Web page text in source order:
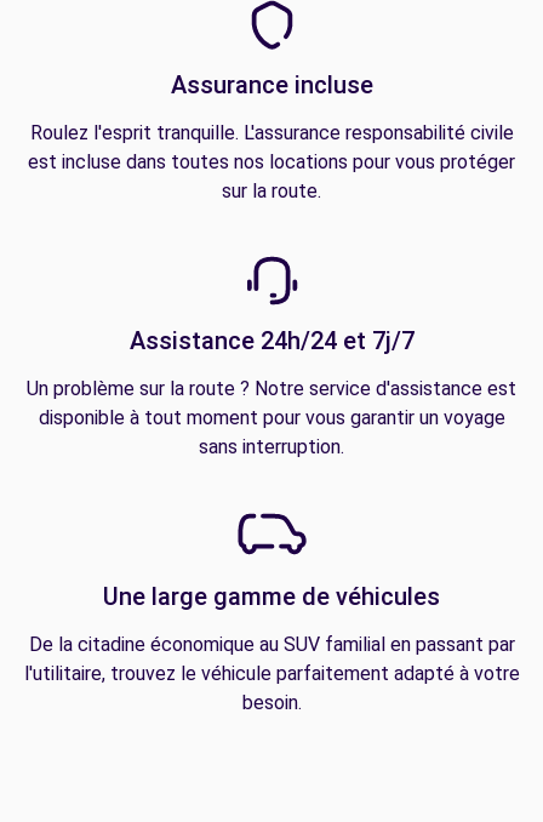
Assurance incluse
Roulez l'esprit tranquille. L'assurance responsabilité civile
est incluse dans toutes nos locations pour vous protéger
sur la route.
Assistance 24h/24 et 7j/7
Un problème sur la route ? Notre service d'assistance est
disponible à tout moment pour vous garantir un voyage
sans interruption.
Une large gamme de véhicules
De la citadine économique au SUV familial en passant par
l'utilitaire, trouvez le véhicule parfaitement adapté à votre
besoin.